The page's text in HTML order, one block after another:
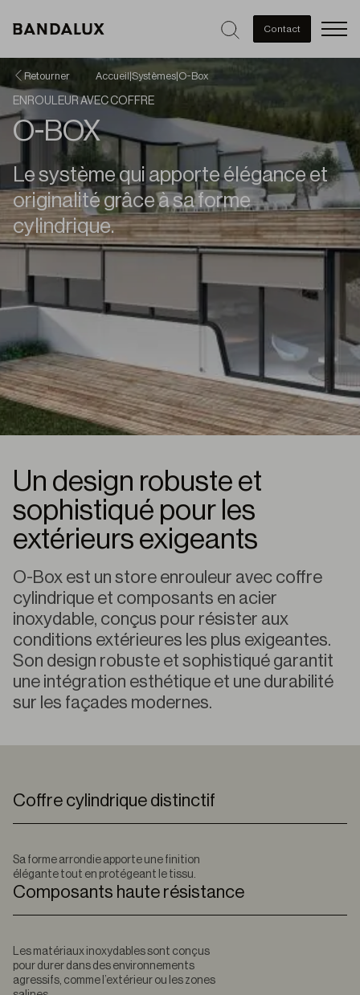
Contact
Retourner Accueil|Systèmes O-Box
ENROULEUR AVEC COFFRE
O-BOX
Le système qui apporte élégance et
originalité grâce à sa forme
cylindrique.
Un design robuste et
sophistiqué pour les
extérieurs exigeants
O-Box est un store enrouleur avec coffre
cylindrique et composants en acier
inoxydable, conçus pour résister aux
conditions extérieures les plus exigeantes.
Son design robuste et sophistiqué garantit
une intégration esthétique et une durabilité
sur les façades modernes.
Coffre cylindrique distinctif
Sa forme arrondie apporte une finition
élégante tout en protégeant le tissu.
Composants haute résistance
Les matériaux inoxydables sont conçus
pour durer dans des environnements
agressifs, comme l’extérieur ou les zones